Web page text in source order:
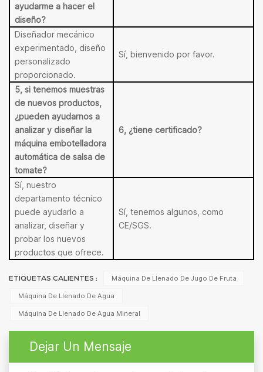
ayudarme a hacer el
diseño?
Diseñador mecánico
experimentado, diseño
personalizado
proporcionado.
Sí, bienvenido por favor.
5, si tenemos muestras
de nuevos productos,
¿pueden ayudarnos a
analizar y diseñar la
máquina embotelladora
automática de salsa de
tomate?
6, ¿tiene certificado?
Sí, nuestro
departamento técnico
puede ayudarlo a
analizar, diseñar y
probar los nuevos
productos que ofrece.
Sí, tenemos algunos, como
CE/SGS.
ETIQUETAS CALIENTES : Máquina De Llenado De Jugo De Fruta
Máquina De Llenado De Agua
Máquina De Llenado De Agua Mineral
Dejar Un Mensaje